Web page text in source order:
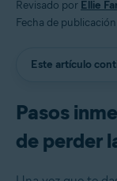
Revisado por Ellie
Fecha de
Este artículo
Pasos
de perder